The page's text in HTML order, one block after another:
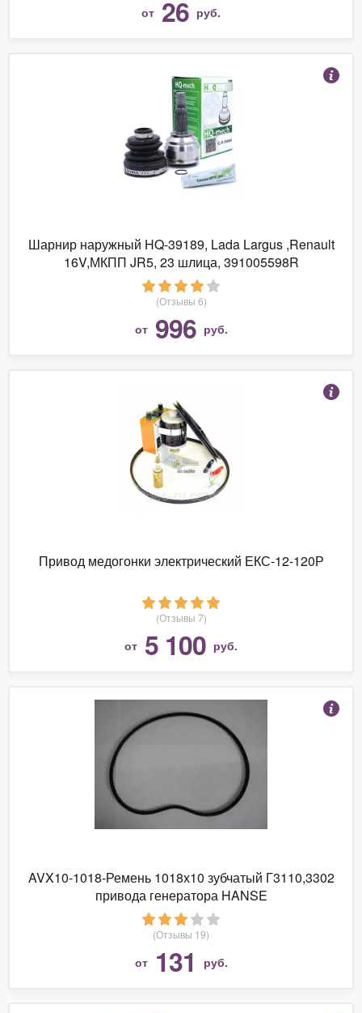
от 26 руб.
Шарнир наружный HQ-39189, Lada Largus ,Renault
16V,МКПП JR5, 23 шлица, 391005598R
(Отзывы 6)
от 996 руб.
Привод медогонки электрический ЕКС-12-120Р
(Отзывы 7)
от 5 100 руб.
AVX10-1018-Ремень 1018х10 зубчатый Г3110,3302
привода генератора HANSE
(Отзывы 19)
от 131 руб.